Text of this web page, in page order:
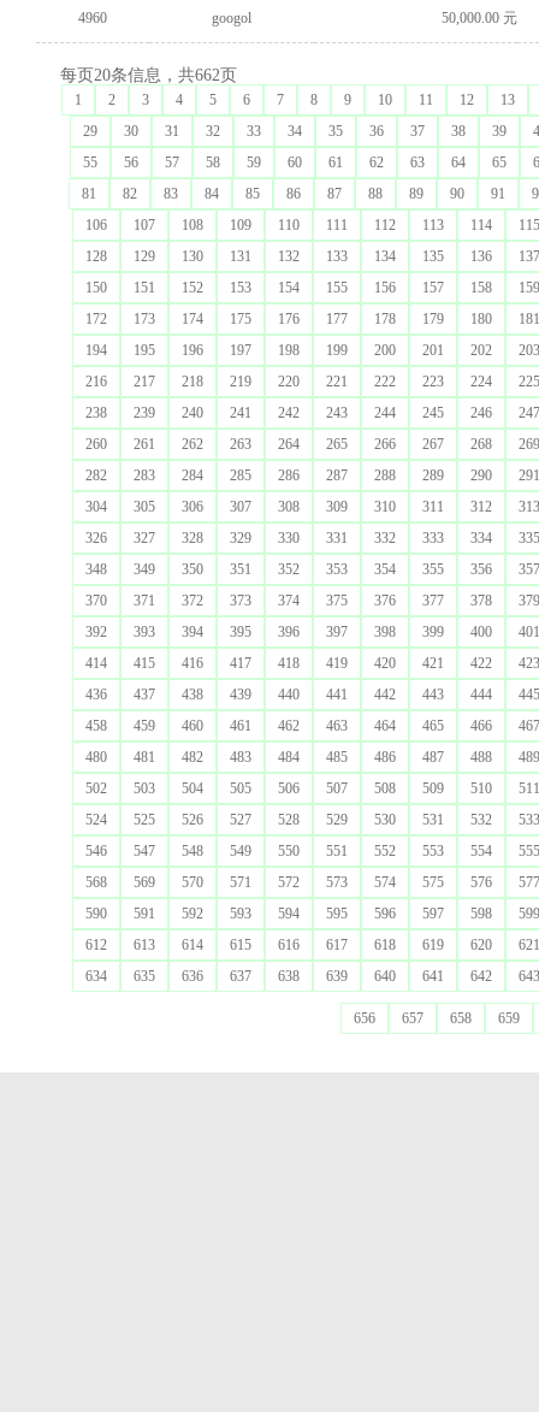
4960 googol 50,000.00 元
每页20条信息，共662页
1 2 3 4 5 6 7 8 9 10 11 12
13
29
30 31 32 33 34 35 36 37 38 39
55
56 57 58 59 60 61 62 63 64 65
81
82 83 84 85 86 87 88 89 90 91
106
107 108 109 110 111 112 113 114
115
128
129 130 131 132 133 134 135 136
137
150
151 152 153 154 155 156 157 158
159
172
173 174 175 176 177 178 179 180
181
194
195 196 197 198 199 200 201 202
203
216
217 218 219 220 221 222 223 224
225
238
239 240 241 242 243 244 245 246
247
260
261 262 263 264 265 266 267 268
269
282
283 284 285 286 287 288 289 290
291
304
305 306 307 308 309 310 311 312
313
326
327 328 329 330 331 332 333 334
335
348
349 350 351 352 353 354 355 356
357
370
371 372 373 374 375 376 377 378
379
392
393 394 395 396 397 398 399 400
401
414
415 416 417 418 419 420 421 422
423
436
437 438 439 440 441 442 443 444
445
458
459 460 461 462 463 464 465 466
467
480
481 482 483 484 485 486 487 488
489
502
503 504 505 506 507 508 509 510
511
524
525 526 527 528 529 530 531 532
533
546
547 548 549 550 551 552 553 554
555
568
569 570 571 572 573 574 575 576
577
590
591 592 593 594 595 596 597 598
599
612
613 614 615 616 617 618 619 620
621
634
635 636 637 638 639 640 641 642 643
656 657 658 659